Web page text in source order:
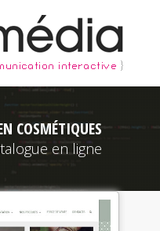
COSMÉTIQUES
en ligne